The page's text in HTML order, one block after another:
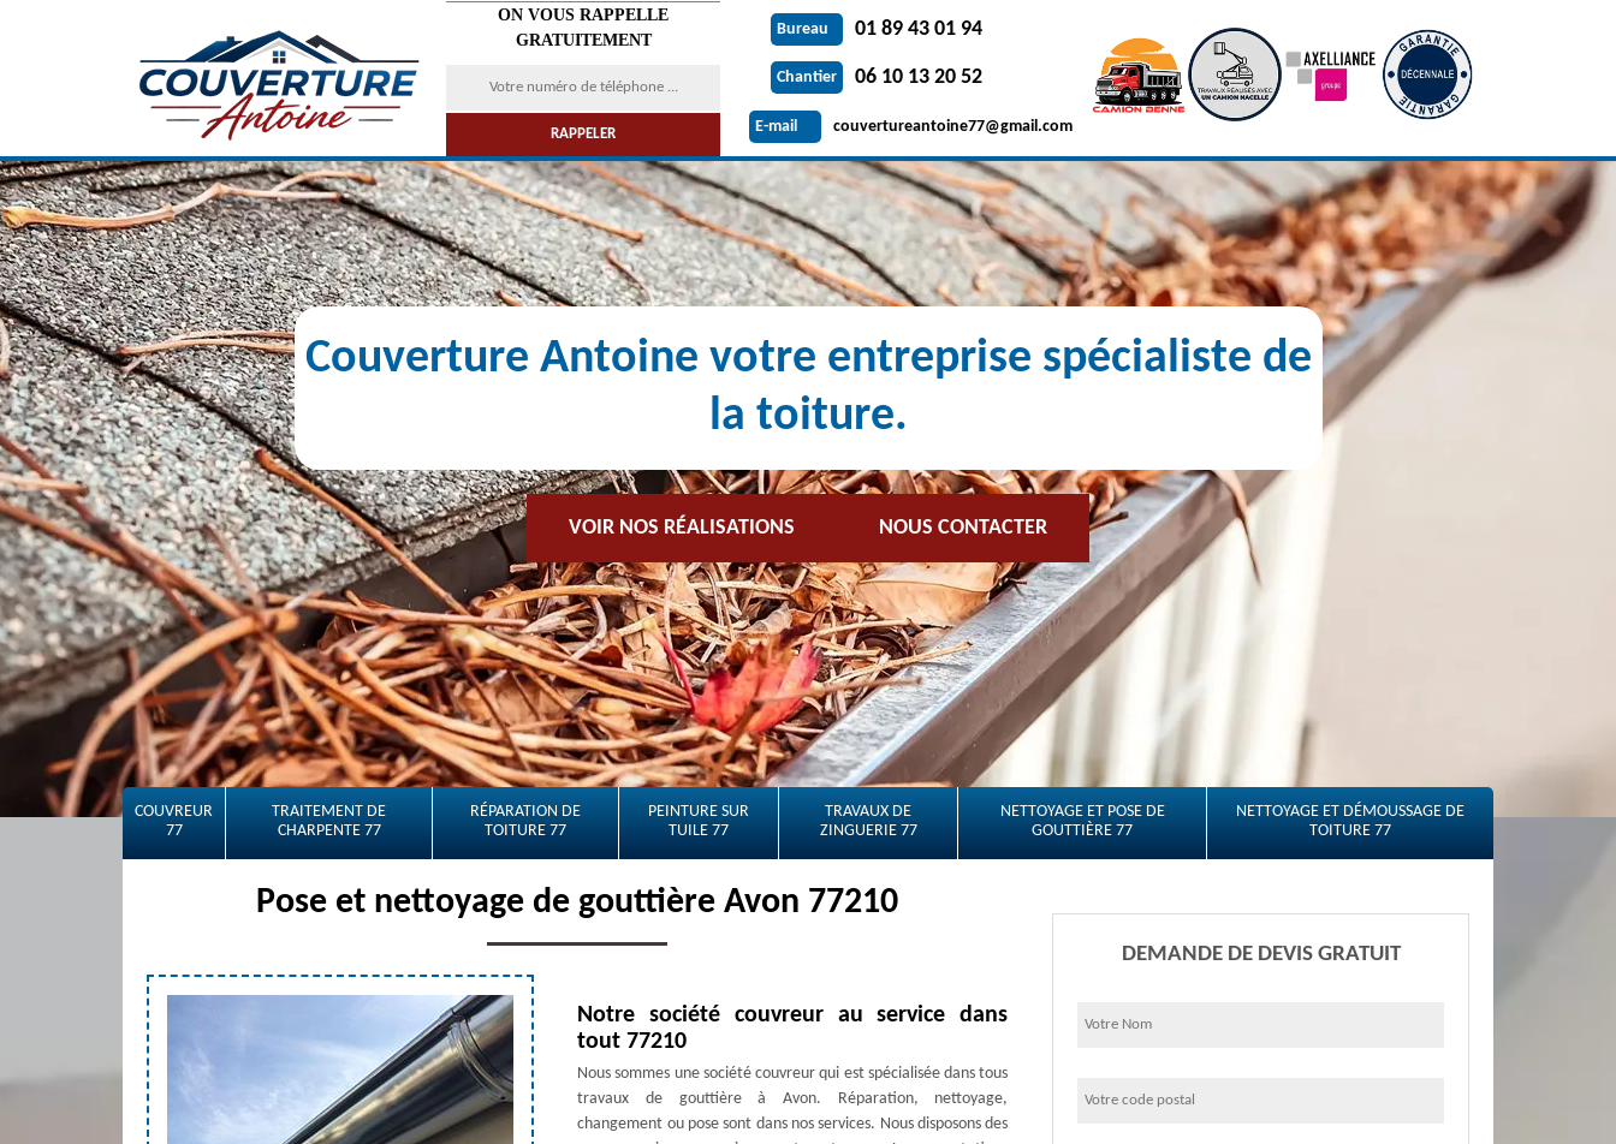
ON VOUS RAPPELLE
GRATUITEMENT
Bureau 01 89 43 01 94
Chantier 06 10 13 20 52
E-mail couvertureantoine77@gmail.com
Couverture Antoine votre entreprise spécialiste de
la toiture.
VOIR NOS RÉALISATIONS NOUS CONTACTER
COUVREUR
77
TRAITEMENT DE
CHARPENTE 77
RÉPARATION DE
TOITURE 77
PEINTURE SUR
TUILE 77
TRAVAUX DE
ZINGUERIE 77
NETTOYAGE ET POSE DE
GOUTTIÈRE 77
NETTOYAGE ET DÉMOUSSAGE DE
TOITURE 77
Pose et nettoyage de gouttière Avon 77210
Notre société couvreur au service dans
tout 77210
Nous sommes une société couvreur qui est spécialisée dans tous
travaux de gouttière à Avon. Réparation, nettoyage,
changement ou pose sont dans nos services. Nous disposons des
DEMANDE DE DEVIS GRATUIT